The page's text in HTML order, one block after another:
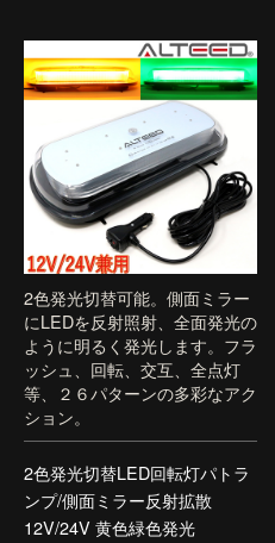
2色発光切替可能。側面ミラー
にLEDを反射照射、全面発光の
ように明るく発光します。フラ
ッシュ、回転、交互、全点灯
等、２６パターンの多彩なアク
ション。
2色発光切替LED回転灯パトラ
ンプ/側面ミラー反射拡散
12V/24V 黄色緑色発光